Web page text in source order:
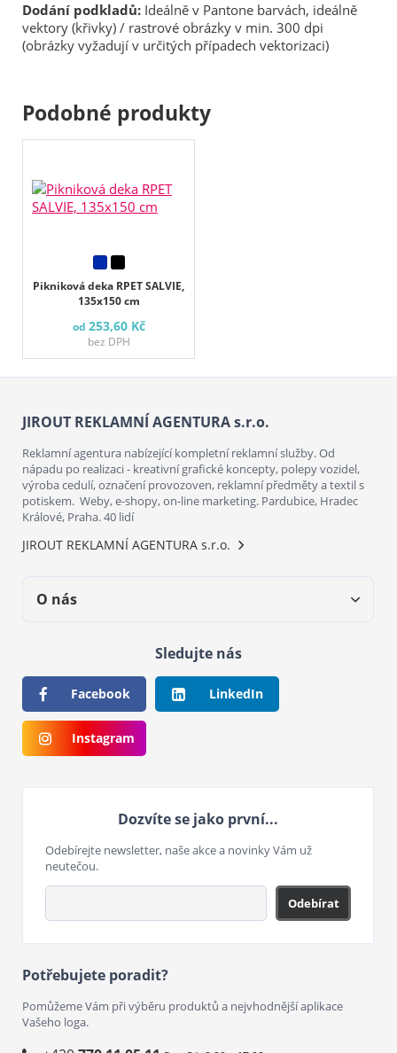
Dodání podkladů: Ideálně v Pantone barvách, ideálně
vektory (křivky) / rastrové obrázky v min. 300 dpi
(obrázky vyžadují v určitých případech vektorizaci)
Podobné produkty
Pikniková deka RPET SALVIE,
135x150 cm
od 253,60 Kč
bez DPH
JIROUT REKLAMNÍ AGENTURA s.r.o.
Reklamní agentura nabízející kompletní reklamní služby. Od
nápadu po realizaci - kreativní grafické koncepty, polepy vozidel,
výroba cedulí, označení provozoven, reklamní předměty a textil s
potiskem. Weby, e-shopy, on-line marketing. Pardubice, Hradec
Králové, Praha. 40 lidí
JIROUT REKLAMNÍ AGENTURA s.r.o.
O nás
Sledujte nás
Facebook LinkedIn
Instagram
Dozvíte se jako první...
Odebírejte newsletter, naše akce a novinky Vám už
neutečou.
Odebírat
Potřebujete poradit?
Pomůžeme Vám při výběru produktů a nejvhodnější aplikace
Vašeho loga.